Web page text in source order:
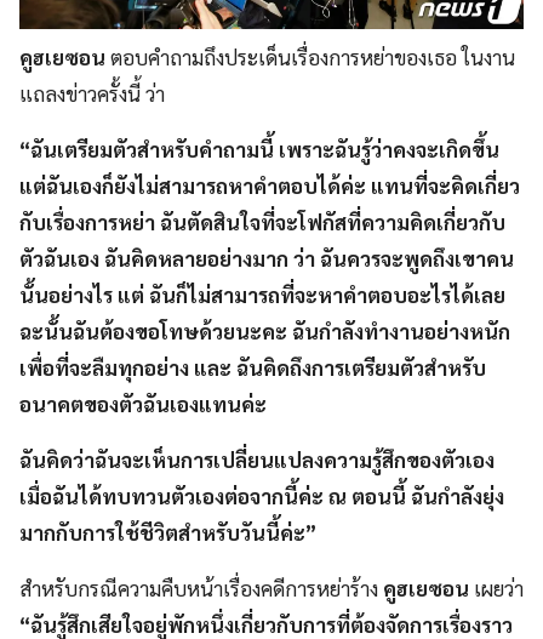
คูฮเยซอน ตอบคำถามถึงประเด็นเรื่องการหย่าของเธอ ในงาน
แถลงข่าวครั้งนี้ ว่า
“ฉันเตรียมตัวสำหรับคำถามนี้ เพราะฉันรู้ว่าคงจะเกิดขึ้น
แต่ฉันเองก็ยังไม่สามารถหาคำตอบได้ค่ะ แทนที่จะคิดเกี่ยว
กับเรื่องการหย่า ฉันตัดสินใจที่จะโฟกัสที่ความคิดเกี่ยวกับ
ตัวฉันเอง ฉันคิดหลายอย่างมาก ว่า ฉันควรจะพูดถึงเขาคน
นั้นอย่างไร แต่ ฉันก็ไม่สามารถที่จะหาคำตอบอะไรได้เลย
ฉะนั้นฉันต้องขอโทษด้วยนะคะ ฉันกำลังทำงานอย่างหนัก
เพื่อที่จะลืมทุกอย่าง และ ฉันคิดถึงการเตรียมตัวสำหรับ
อนาคตของตัวฉันเองแทนค่ะ
ฉันคิดว่าฉันจะเห็นการเปลี่ยนแปลงความรู้สึกของตัวเอง
เมื่อฉันได้ทบทวนตัวเองต่อจากนี้ค่ะ ณ ตอนนี้ ฉันกำลังยุ่ง
มากกับการใช้ชีวิตสำหรับวันนี้ค่ะ”
สำหรับกรณีความคืบหน้าเรื่องคดีการหย่าร้าง คูฮเยซอน เผยว่า
“ฉันรู้สึกเสียใจอยู่พักหนึ่งเกี่ยวกับการที่ต้องจัดการเรื่องราว